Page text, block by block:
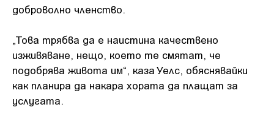
доброволно членство.
„Това трябва да е наистина качествено
изживяване, нещо, което те смятат, че
подобрява живота им“, каза Уелс, обяснявайки
как планира да накара хората да плащат за
услугата.